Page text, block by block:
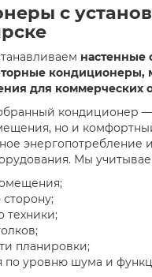
с
настенные
кондиционеры,
для коммерческих
кондиционер —
но и
энергопотребление
Мы
техники;
планировки;
по уровню шума и